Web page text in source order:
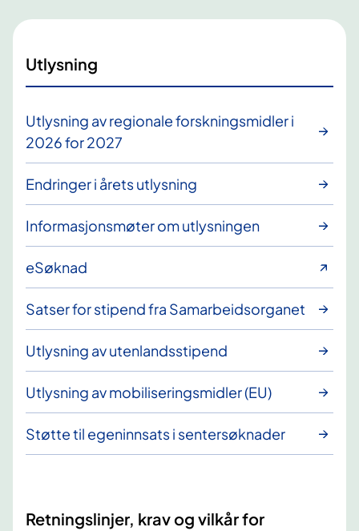
Utlysning
Utlysning av regionale forskningsmidler i
2026 for 2027
Endringer i årets utlysning
Informasjonsmøter om utlysningen
eSøknad
Satser for stipend fra Samarbeidsorganet
Utlysning av utenlandsstipend
Utlysning av mobiliseringsmidler (EU)
Støtte til egeninnsats i sentersøknader
Retningslinjer, krav og vilkår for